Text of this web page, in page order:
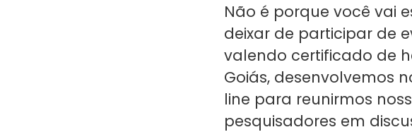
Não é porque você vai
deixar de participar de
valendo certificado de
Goiás, desenvolvemos
line para reunirmos
pesquisadores em